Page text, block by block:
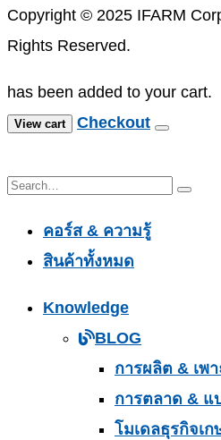
Copyright © 2025 IFARM
Rights Reserved.
has been added to your cart.
View cart Checkout
คอร์ส & ความรู้
สินค้าทั้งหมด
Knowledge
BLOG
การผลิต & เพ
การตลาด & แ
โมเดลธุรกิจเก